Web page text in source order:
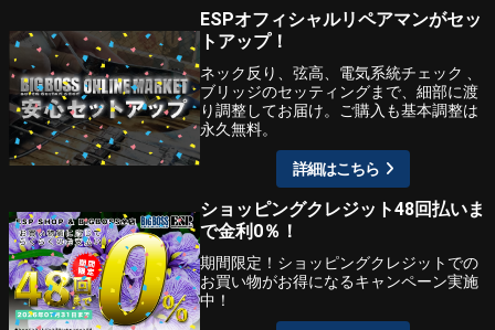
ESPオフィシャルリペアマンがセッ
トアップ！
ネック反り、弦高、電気系統チェック 、
ブリッジのセッティングまで、細部に渡
り調整してお届け。ご購入も基本調整は
永久無料。
詳細はこちら
ショッピングクレジット48回払いま
で金利0％！
期間限定！ショッピングクレジットでの
お買い物がお得になるキャンペーン実施
中！